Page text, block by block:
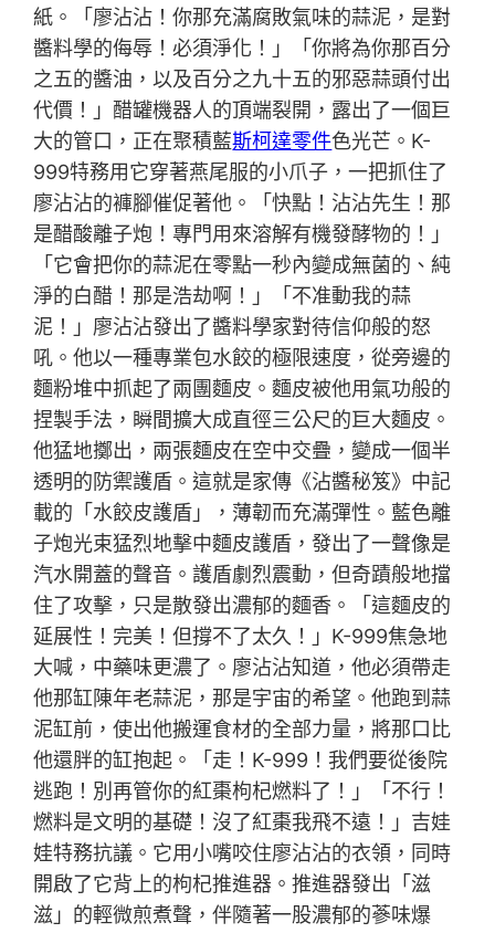
紙。「廖沾沾！你那充滿腐敗氣味的蒜泥，是對
醬料學的侮辱！必須淨化！」「你將為你那百分
之五的醬油，以及百分之九十五的邪惡蒜頭付出
代價！」醋罐機器人的頂端裂開，露出了一個巨
大的管口，正在聚積藍斯柯達零件色光芒。K-
999特務用它穿著燕尾服的小爪子，一把抓住了
廖沾沾的褲腳催促著他。「快點！沾沾先生！那
是醋酸離子炮！專門用來溶解有機發酵物的！」
「它會把你的蒜泥在零點一秒內變成無菌的、純
淨的白醋！那是浩劫啊！」「不准動我的蒜
泥！」廖沾沾發出了醬料學家對待信仰般的怒
吼。他以一種專業包水餃的極限速度，從旁邊的
麵粉堆中抓起了兩團麵皮。麵皮被他用氣功般的
捏製手法，瞬間擴大成直徑三公尺的巨大麵皮。
他猛地擲出，兩張麵皮在空中交疊，變成一個半
透明的防禦護盾。這就是家傳《沾醬秘笈》中記
載的「水餃皮護盾」，薄韌而充滿彈性。藍色離
子炮光束猛烈地擊中麵皮護盾，發出了一聲像是
汽水開蓋的聲音。護盾劇烈震動，但奇蹟般地擋
住了攻擊，只是散發出濃郁的麵香。「這麵皮的
延展性！完美！但撐不了太久！」K-999焦急地
大喊，中藥味更濃了。廖沾沾知道，他必須帶走
他那缸陳年老蒜泥，那是宇宙的希望。他跑到蒜
泥缸前，使出他搬運食材的全部力量，將那口比
他還胖的缸抱起。「走！K-999！我們要從後院
逃跑！別再管你的紅棗枸杞燃料了！」「不行！
燃料是文明的基礎！沒了紅棗我飛不遠！」吉娃
娃特務抗議。它用小嘴咬住廖沾沾的衣領，同時
開啟了它背上的枸杞推進器。推進器發出「滋
滋」的輕微煎煮聲，伴隨著一股濃郁的蔘味爆